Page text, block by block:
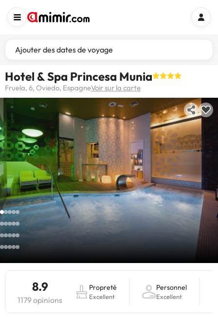
Ajouter des dates de voyage
Hotel & Spa Princesa Munia
Fruela, 6, Oviedo, EspagneVoir sur la carte
8.9
1179 opinions
Propreté
Excellent
Personnel
Excellent